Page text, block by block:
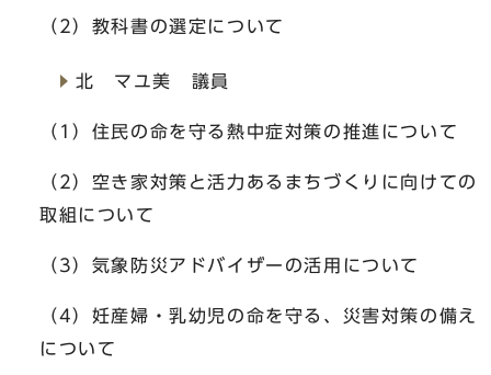
（2）教科書の選定について
北 マユ美 議員
（1）住民の命を守る熱中症対策の推進について
（2）空き家対策と活力あるまちづくりに向けての
取組について
（3）気象防災アドバイザーの活用について
（4）妊産婦・乳幼児の命を守る、災害対策の備え
について